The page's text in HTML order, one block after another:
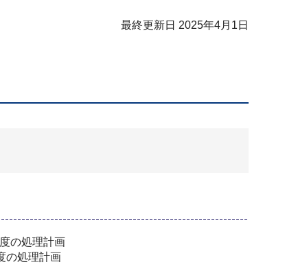
最終更新日 2025年4月1日
の処理計画
の処理計画